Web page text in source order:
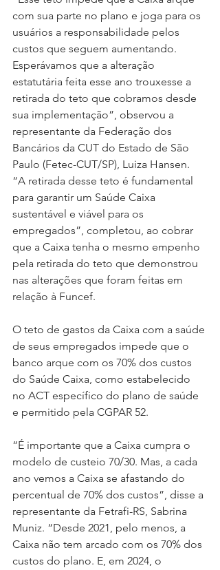
com sua parte no plano e joga para os
usuários a responsabilidade pelos
custos que seguem aumentando.
Esperávamos que a alteração
estatutária feita esse ano trouxesse a
retirada do teto que cobramos desde
sua implementação”, observou a
representante da Federação dos
Bancários da CUT do Estado de São
Paulo (Fetec-CUT/SP), Luiza Hansen.
“A retirada desse teto é fundamental
para garantir um Saúde Caixa
sustentável e viável para os
empregados”, completou, ao cobrar
que a Caixa tenha o mesmo empenho
pela retirada do teto que demonstrou
nas alterações que foram feitas em
relação à Funcef.
O teto de gastos da Caixa com a saúde
de seus empregados impede que o
banco arque com os 70% dos custos
do Saúde Caixa, como estabelecido
no ACT específico do plano de saúde
e permitido pela CGPAR 52.
“É importante que a Caixa cumpra o
modelo de custeio 70/30. Mas, a cada
ano vemos a Caixa se afastando do
percentual de 70% dos custos”, disse a
representante da Fetrafi-RS, Sabrina
Muniz. “Desde 2021, pelo menos, a
Caixa não tem arcado com os 70% dos
custos do plano. E, em 2024, o